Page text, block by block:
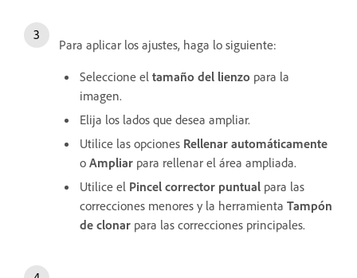
Para aplicar los ajustes, haga lo siguiente:
Seleccione el tamaño del lienzo para la
imagen.
Elija los lados que desea ampliar.
Utilice las opciones Rellenar automáticamente
o Ampliar para rellenar el área ampliada.
Utilice el Pincel corrector puntual para las
correcciones menores y la herramienta Tampón
de clonar para las correcciones principales.